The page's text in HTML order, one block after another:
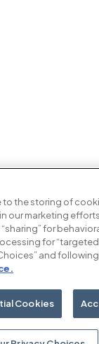
to the storing of
our marketing
for
for
and
Cookies